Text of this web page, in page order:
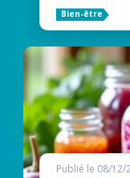
Bien-être
Publié le 08/12/